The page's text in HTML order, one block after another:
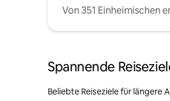
Von 351 Einheimischen
Spannende
Beliebte Reiseziele für längere